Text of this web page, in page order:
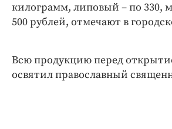
Праздники
Экономика и бизнес
килограмм, липовый – по 330,
500 рублей, отмечают в
Всю продукцию перед
освятил православный